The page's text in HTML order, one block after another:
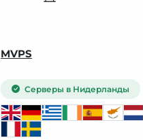
MVPS
Серверы в Нидерланды